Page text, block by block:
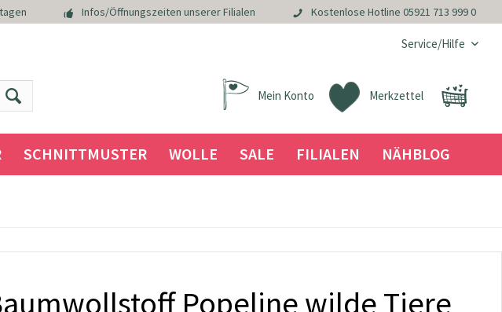
Infos/Öffnungszeiten unserer Filialen Kostenlose Hotline 05921 713 999 0
Service/Hilfe
Merkzettel
Mein Konto
SCHNITTMUSTER WOLLE SALE FILIALEN NÄHBLOG
Popeline wilde Tiere